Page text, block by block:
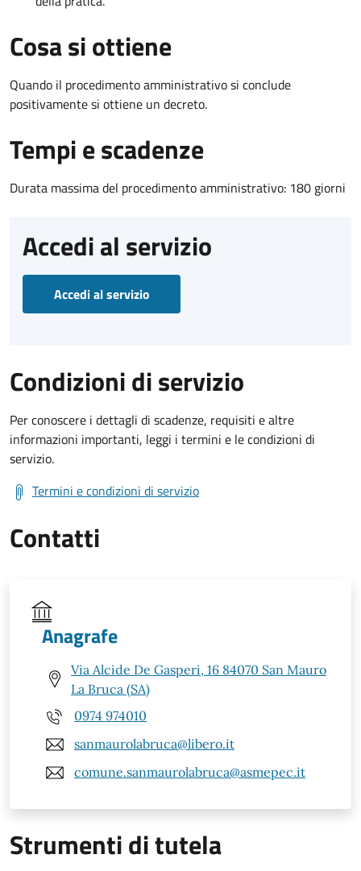
Cosa si ottiene
Quando il procedimento amministrativo si conclude
positivamente si ottiene un decreto.
Tempi e scadenze
Durata massima del procedimento amministrativo: 180 giorni
Accedi al servizio
Accedi al servizio
Condizioni di servizio
Per conoscere i dettagli di scadenze, requisiti e altre
informazioni importanti, leggi i termini e le condizioni di
servizio.
Termini e condizioni di servizio
Contatti
Anagrafe
Via Alcide De Gasperi, 16 84070 San Mauro
La Bruca (SA)
0974 974010
sanmaurolabruca@libero.it
comune.sanmaurolabruca@asmepec.it
Strumenti di tutela